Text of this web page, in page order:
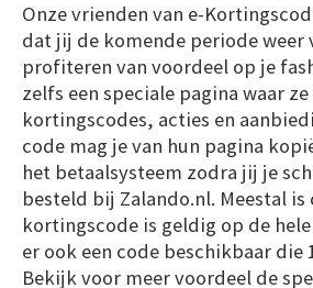
Onze vrienden van e-
dat jij de komende periode weer
profiteren van voordeel op je
zelfs een speciale pagina waar
kortingscodes, acties en
code mag je van hun pagina
het betaalsysteem zodra jij je
besteld bij Zalando.nl. Meestal is
kortingscode is geldig op de
er ook een code beschikbaar die
Bekijk voor meer voordeel de